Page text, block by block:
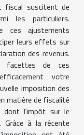
fiscal suscitent de
les particuliers.
ces ajustements
leurs effets sur
des revenus.
facettes de ces
votre
imposition des
matière de fiscalité
dont l’impôt sur le
Grâce à la récente